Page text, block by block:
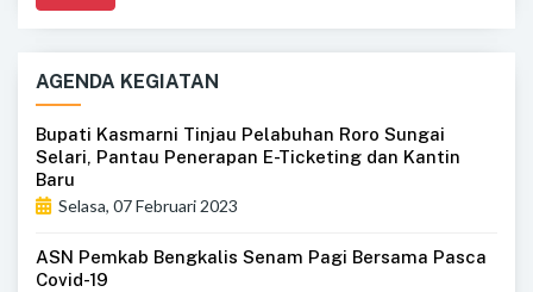
AGENDA KEGIATAN
Bupati Kasmarni Tinjau Pelabuhan Roro Sungai
Selari, Pantau Penerapan E-Ticketing dan Kantin
Baru
Selasa, 07 Februari 2023
ASN Pemkab Bengkalis Senam Pagi Bersama Pasca
Covid-19